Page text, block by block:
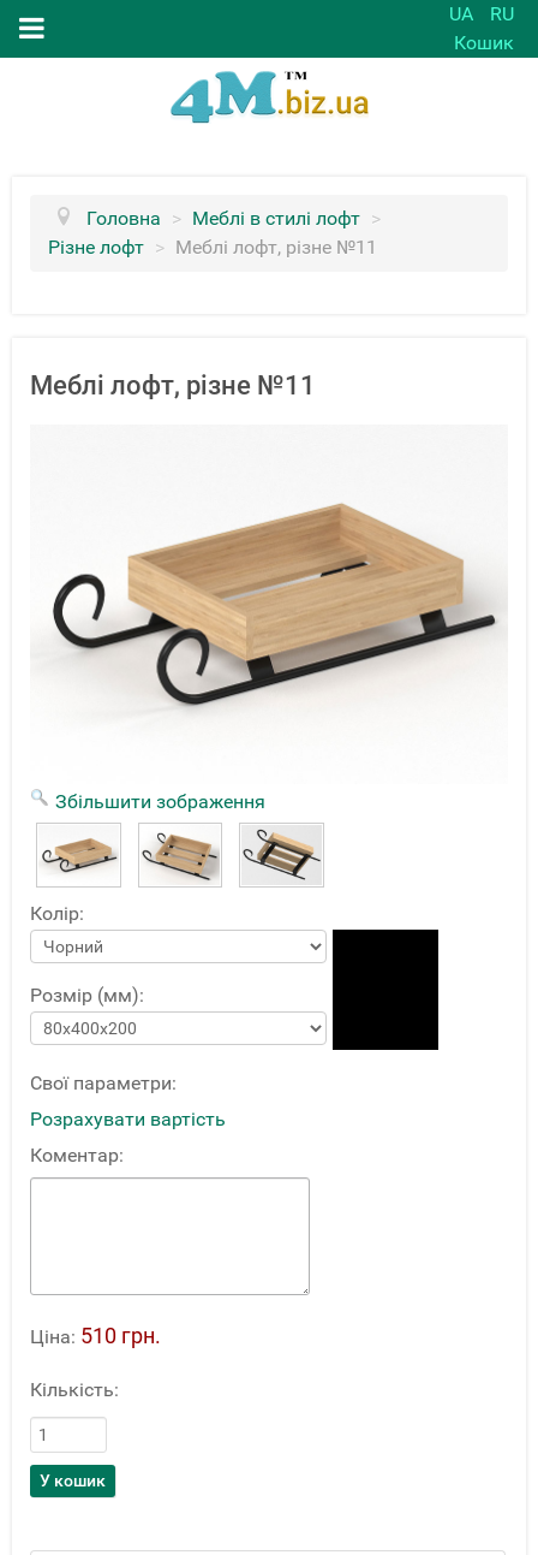
UA
RU
Кошик
Головна > Меблі в стилі лофт >
Різне лофт > Меблі лофт, різне №11
Меблі лофт, різне №11
Збільшити зображення
Колір:
Розмір (мм):
Свої параметри:
Розрахувати вартість
Коментар:
Ціна: 510 грн.
Кількість: